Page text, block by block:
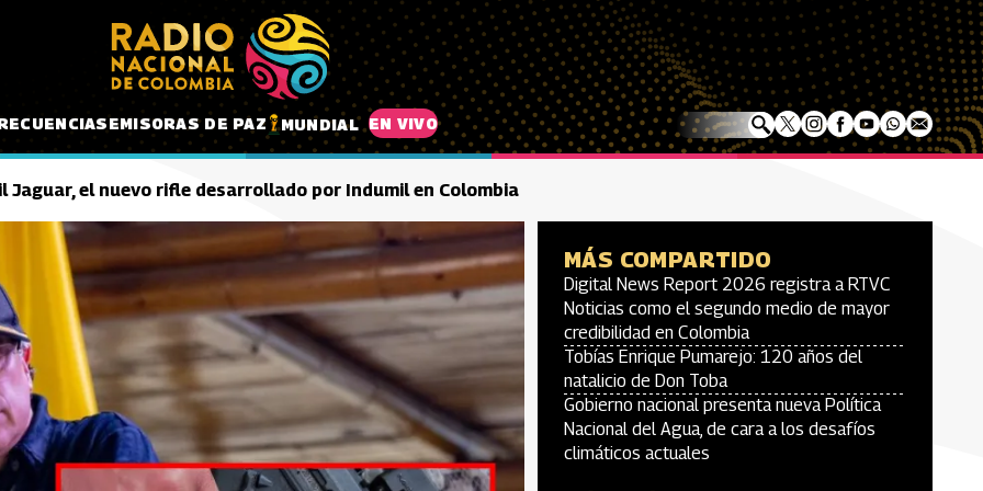
EMISORAS DE PAZ MUNDIAL EN VIVO
el nuevo rifle desarrollado por Indumil en Colombia
MÁS COMPARTIDO
Digital News Report 2026 registra a RTVC
Noticias como el segundo medio de mayor
credibilidad en Colombia
Tobías Enrique Pumarejo: 120 años del
natalicio de Don Toba
Gobierno nacional presenta nueva Política
Nacional del Agua, de cara a los desafíos
climáticos actuales